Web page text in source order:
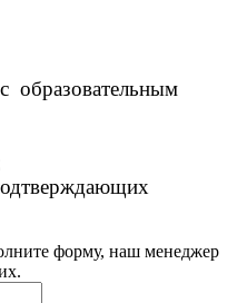
образовательным
форму, наш менеджер